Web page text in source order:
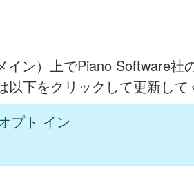
イン）上でPiano Software
下をクリックして更新して
プト イン